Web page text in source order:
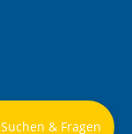
Suchen & Fragen